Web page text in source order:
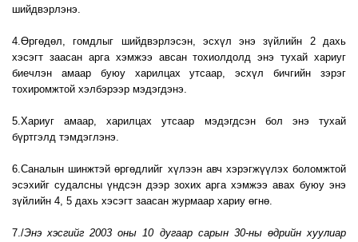
шийдвэрлэнэ.
4.Өргөдөл, гомдлыг шийдвэрлэсэн, эсхүл энэ зүйлийн 2 дахь
хэсэгт заасан арга хэмжээ авсан тохиолдолд энэ тухай хариуг
биечлэн амаар буюу харилцах утсаар, эсхүл бичгийн зэрэг
тохиромжтой хэлбэрээр мэдэгдэнэ.
5.Хариуг амаар, харилцах утсаар мэдэгдсэн бол энэ тухай
бүртгэлд тэмдэглэнэ.
6.Саналын шинжтэй өргөдлийг хүлээн авч хэрэгжүүлэх боломжтой
эсэхийг судалсны үндсэн дээр зохих арга хэмжээ авах буюу энэ
зүйлийн 4, 5 дахь хэсэгт заасан журмаар хариу өгнө.
7./Энэ хэсгийг 2003 оны 10 дугаар сарын 30-ны өдрийн хуулиар